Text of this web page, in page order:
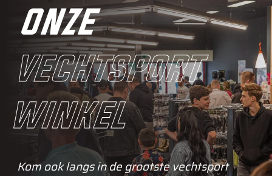
onze
vechtsport
winkel
Kom ook langs in de grootste vechtsport